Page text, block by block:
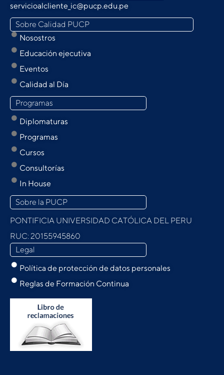
servicioalcliente_ic@pucp.edu.pe
Sobre Calidad PUCP
Nosostros
Educación ejecutiva
Eventos
Calidad al Día
Programas
Diplomaturas
Programas
Cursos
Consultorías
In House
Sobre la PUCP
PONTIFICIA UNIVERSIDAD CATÓLICA DEL PERU
RUC: 20155945860
Legal
Política de protección de datos personales
Reglas de Formación Continua